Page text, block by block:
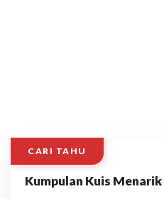
CARI TAHU
Kumpulan Kuis Menarik